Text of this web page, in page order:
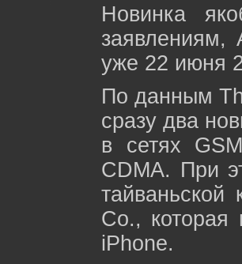
Новинка
заявлениям,
уже 22 июня
По данным
сразу два
в сетях
CDMA. При
Co., которая
iPhone.